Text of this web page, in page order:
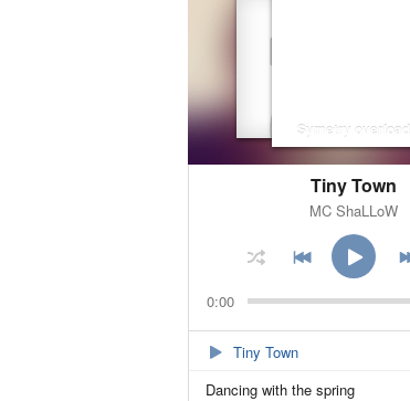
Symetry overload
Tiny Town
MC ShaLLoW
0:00
Tiny Town
Dancing with the spring